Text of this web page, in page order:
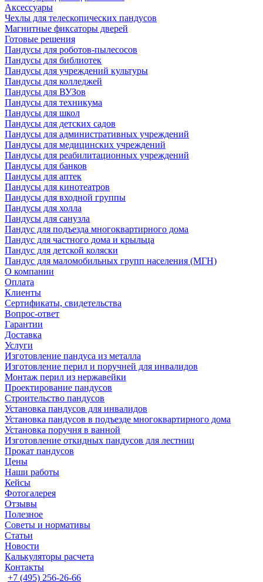
Аксессуары
Чехлы для телескопических пандусов
Магнитные фиксаторы дверей
Готовые решения
Пандусы для роботов-пылесосов
Пандусы для библиотек
Пандусы для учреждений культуры
Пандусы для колледжей
Пандусы для ВУЗов
Пандусы для техникума
Пандусы для школ
Пандусы для детских садов
Пандусы для административных учреждений
Пандусы для медицинских учреждений
Пандусы для реабилитационных учреждений
Пандусы для банков
Пандусы для аптек
Пандусы для кинотеатров
Пандусы для входной группы
Пандусы для холла
Пандусы для санузла
Пандус для подъезда многоквартирного дома
Пандус для частного дома и крыльца
Пандус для детской коляски
Пандус для маломобильных групп населения (МГН)
О компании
Оплата
Клиенты
Сертификаты, свидетельства
Вопрос-ответ
Гарантии
Доставка
Услуги
Изготовление пандуса из металла
Изготовление перил и поручней для инвалидов
Монтаж перил из нержавейки
Проектирование пандусов
Строительство пандусов
Установка пандусов для инвалидов
Установка пандусов в подъезде многоквартирного дома
Установка поручня в ванной
Изготовление откидных пандусов для лестниц
Прокат пандусов
Цены
Наши работы
Кейсы
Фотогалерея
Отзывы
Полезное
Советы и нормативы
Статьи
Новости
Калькуляторы расчета
Контакты
+7 (495) 256-26-66